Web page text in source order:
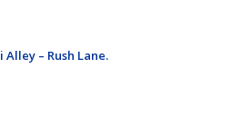
– Rush Lane.